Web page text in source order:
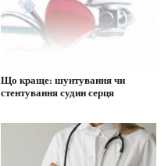
Що краще: шунтування чи
стентування судин серця